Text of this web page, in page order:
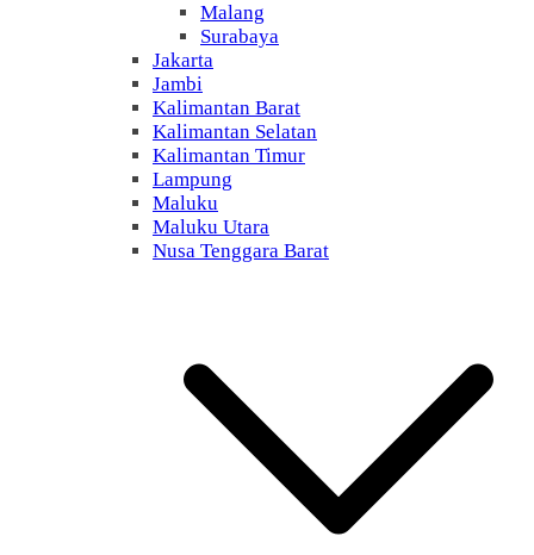
Malang
Surabaya
Jakarta
Jambi
Kalimantan Barat
Kalimantan Selatan
Kalimantan Timur
Lampung
Maluku
Maluku Utara
Nusa Tenggara Barat